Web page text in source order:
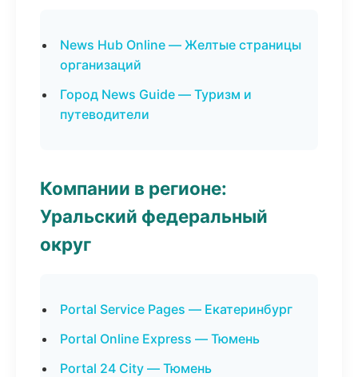
News Hub Online — Желтые страницы
организаций
Город News Guide — Туризм и
путеводители
Компании в регионе:
Уральский федеральный
округ
Portal Service Pages — Екатеринбург
Portal Online Express — Тюмень
Portal 24 City — Тюмень